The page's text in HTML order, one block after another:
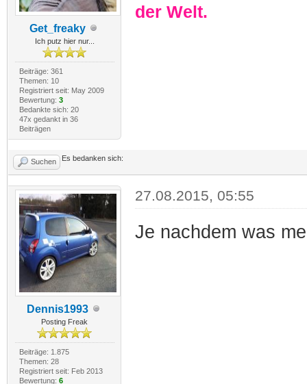
Get_freaky
Ich putz hier nur...
Beiträge: 361
Themen: 10
Registriert seit: May 2009
Bewertung: 3
Bedankte sich: 20
47x gedankt in 36
Beiträgen
der Welt.
Suchen Es bedanken sich:
Dennis1993
Posting Freak
Beiträge: 1.875
Themen: 28
Registriert seit: Feb 2013
Bewertung: 6
27.08.2015, 05:55
Je nachdem was